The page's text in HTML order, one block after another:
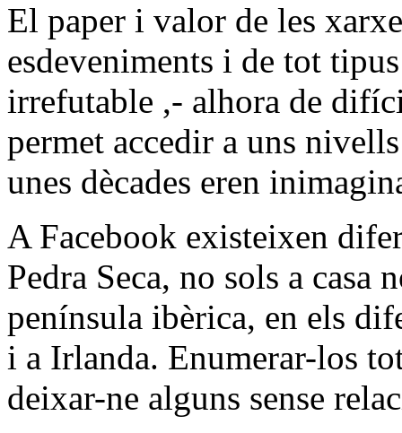
El paper i valor de les
esdeveniments i de tot
irrefutable ,- alhora de
permet accedir a uns
unes dècades eren
A Facebook existeixen
Pedra Seca, no sols a casa
península ibèrica, en els
i a Irlanda. Enumerar-los
deixar-ne alguns sense